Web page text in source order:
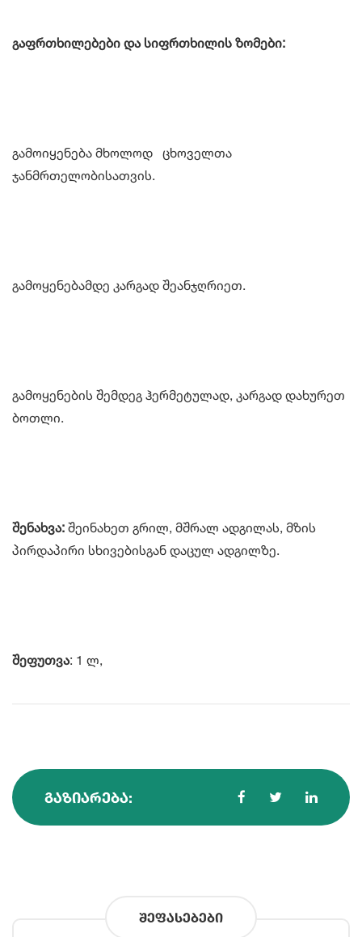
გაფრთხილებები და სიფრთხილის ზომები:
გამოიყენება მხოლოდ ცხოველთა
ჯანმრთელობისათვის.
გამოყენებამდე კარგად შეანჯღრიეთ.
გამოყენების შემდეგ ჰერმეტულად, კარგად დახურეთ
ბოთლი.
შენახვა: შეინახეთ გრილ, მშრალ ადგილას, მზის
პირდაპირი სხივებისგან დაცულ ადგილზე.
შეფუთვა: 1 ლ,
ᲒᲐᲖᲘᲐᲠᲔᲑᲐ:
შეფასებები